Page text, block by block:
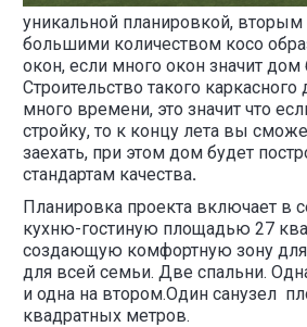
уникальной планировкой,
большими количеством косо
окон, если много окон значит
Строительство такого
много времени, это значит что
стройку, то к концу лета вы
заехать, при этом дом будет
стандартам качества.
Планировка проекта включает в
кухню-гостиную площадью 27
создающую комфортную зону
для всей семьи. Две спальни.
и одна на втором.Один санузел
квадратных метров.